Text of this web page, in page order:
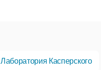
Лаборатория Касперского